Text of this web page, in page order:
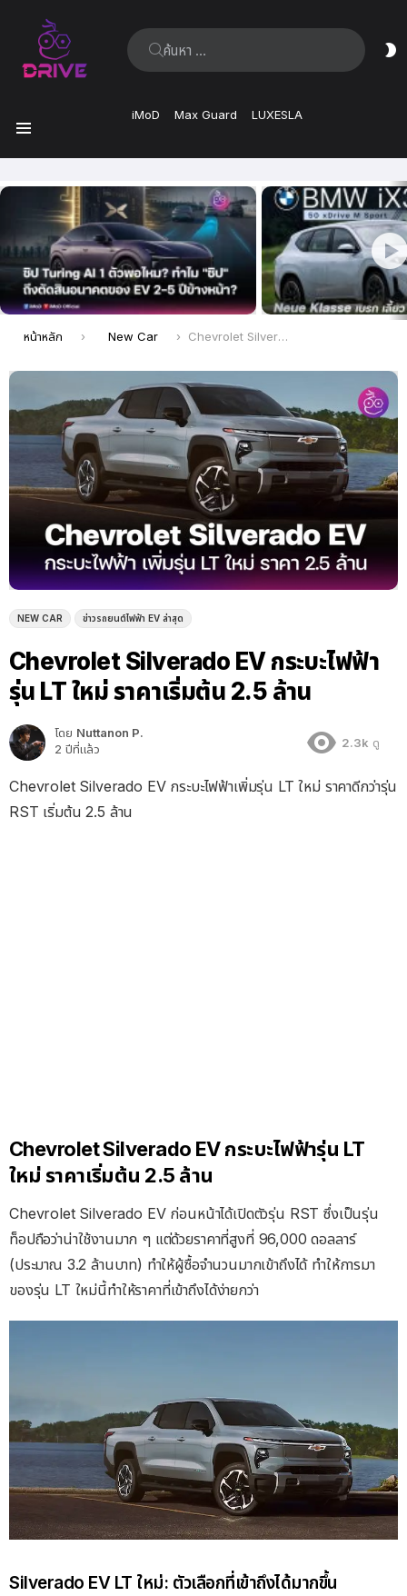
ค้นหา:
iMoD Max Guard LUXESLA
ล่าสุด
คุณอยู่ที่นี่:
หน้าหลัก New Car Chevrolet Silverado EV กระบะไฟฟ้ารุ่น LT ใหม่ ราคาเริ่มต้น 2.5 ล้าน
NEW CAR ข่าวรถยนต์ไฟฟ้า EV ล่าสุด
Chevrolet Silverado EV กระบะไฟฟ้า
รุ่น LT ใหม่ ราคาเริ่มต้น 2.5 ล้าน
โดย Nuttanon P.
2 ปีที่แล้ว
2.3k ดู
Chevrolet Silverado EV กระบะไฟฟ้าเพิ่มรุ่น LT ใหม่ ราคาดีกว่ารุ่น
RST เริ่มต้น 2.5 ล้าน
Chevrolet Silverado EV กระบะไฟฟ้ารุ่น LT
ใหม่ ราคาเริ่มต้น 2.5 ล้าน
Chevrolet Silverado EV ก่อนหน้าได้เปิดตัวรุ่น RST ซึ่งเป็นรุ่น
ท็อปถือว่าน่าใช้งานมาก ๆ แต่ด้วยราคาที่สูงที่ 96,000 ดอลลาร์
(ประมาณ 3.2 ล้านบาท) ทําให้ผู้ซื้อจํานวนมากเข้าถึงได้ ทำให้การมา
ของรุ่น LT ใหม่นี้ทำให้ราคาที่เข้าถึงได้ง่ายกว่า
Silverado EV LT ใหม่: ตัวเลือกที่เข้าถึงได้มากขึ้น